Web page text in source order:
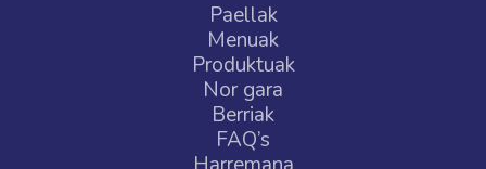
Paellak
Menuak
Produktuak
Nor gara
Berriak
FAQ’s